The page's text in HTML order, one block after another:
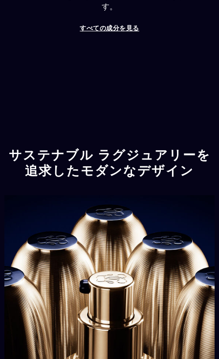
す。
すべての成分を見る
サステナブル ラグジュアリーを
追求したモダンなデザイン